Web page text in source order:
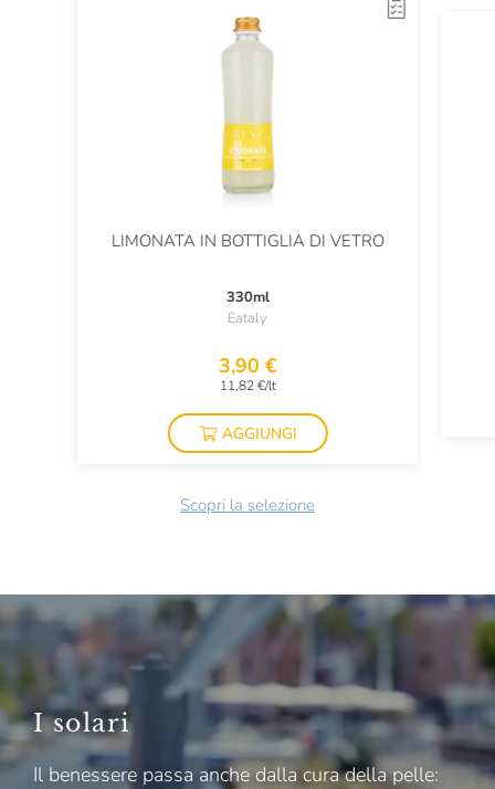
LIMONATA IN BOTTIGLIA DI VETRO
330ml
Eataly
3,90 €
11,82 €/lt
AGGIUNGI
Scopri la selezione
I solari
Il benessere passa anche dalla cura della pelle: